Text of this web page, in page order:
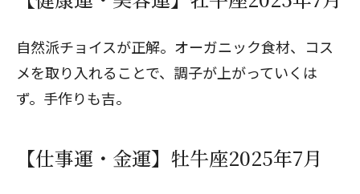
自然派チョイスが正解。オーガニック食材、コス
メを取り入れることで、調子が上がっていくは
ず。手作りも吉。
【仕事運・金運】牡牛座2025年7月